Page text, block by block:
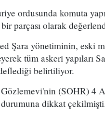
ordusunda komuta
parçası olarak
Şara yönetiminin, eski
tüm askeri yapıları
belirtiliyor.
(SOHR) 4
dikkat